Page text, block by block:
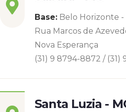
Base: Belo Horizonte -
Rua Marcos de
Nova Esperança
(31) 9 8794-8872 / (31)
Santa Luzia -